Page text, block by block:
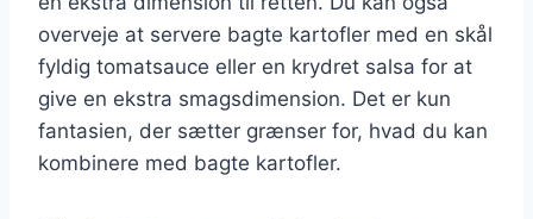
overveje at servere bagte kartofler med en skål
fyldig tomatsauce eller en krydret salsa for at
give en ekstra smagsdimension. Det er kun
fantasien, der sætter grænser for, hvad du kan
kombinere med bagte kartofler.